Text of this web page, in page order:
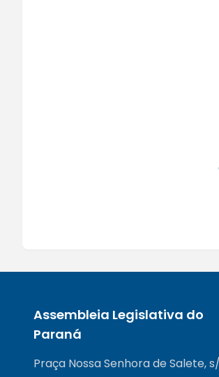
Assembleia Legislativa do
Paraná
Praça Nossa Senhora de Salete,